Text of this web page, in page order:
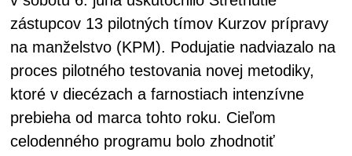
zástupcov 13 pilotných tímov Kurzov prípravy
na manželstvo (KPM). Podujatie nadviazalo na
proces pilotného testovania novej metodiky,
ktoré v diecézach a farnostiach intenzívne
prebieha od marca tohto roku. Cieľom
celodenného programu bolo zhodnotiť